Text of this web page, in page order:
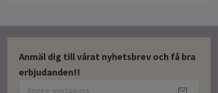
Anmäl dig till vårat nyhetsbrev och få bra
erbjudanden!!